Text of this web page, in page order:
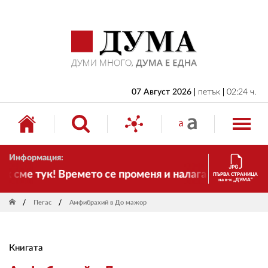
07 Август 2026 петък 02:24 ч.
Информация:
тук! Времето се променя и налага
ПЪРВА СТРАНИЦА
на в-к „ДУМА“
Пегас Амфибрахий в До мажор
Книгата
БЪЛГАРИЯ
ИКОНОМИКА
ИЗБОРИ
СВЯТ